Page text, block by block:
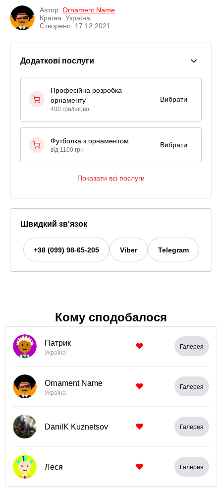
Автор: Ornament Name
Країна: Україна
Створено: 17.12.2021
Додаткові послуги
Професійна розробка
орнаменту
400 грн/слово
Вибрати
Футболка з орнаментом
від 1100 грн
Вибрати
Показати всі послуги
Швидкий зв'язок
+38 (099) 98-65-205 Viber Telegram
Кому сподобалося
Патрик
Україна
Галерея
Ornament Name
Україна
Галерея
DanilK Kuznetsov Галерея
Леся Галерея